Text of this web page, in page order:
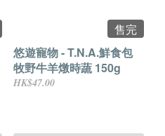
售完
悠遊寵物 - T.N.A.鮮食包
牧野牛羊燉時蔬 150g
HK$47.00